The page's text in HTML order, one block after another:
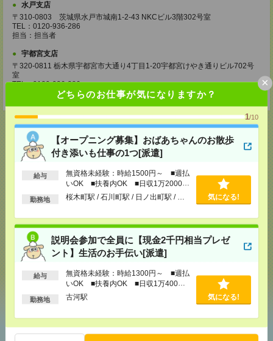
どちらのお仕事が気になりますか？
1/10
【オープニング募集】おばあちゃんのお散歩
付き添いも仕事の1つ[派遣]
給与
無資格未経験：時給1500円～ ■週払
いOK ■扶養内OK ■日収1万2000円
以上
勤務地 桜木町駅 / 石川町駅 / 日ノ出町駅 / … 気になる!
説明会参加で全員に【現金2千円相当プレゼ
ント】生活のお手伝い[派遣]
給与
無資格未経験：時給1300円～ ■週払
いOK ■扶養内OK ■日収1万400円
以上
勤務地 古河駅 気になる!
×
水戸支店
〒310-0803 茨城県水戸市城南1-2-43 NKCビル3階302号室
TEL：0120-936-286
担当：担当者
宇都宮支店
〒320-0811 栃木県宇都宮市大通り4丁目1-20宇都宮けやき通りビル702号
室
TEL：0120-936-286
応募ページへ
気になる！ 電話応募
メールで送る LINEで送る
ツイート ブックマーク
あなたの閲覧履歴からの